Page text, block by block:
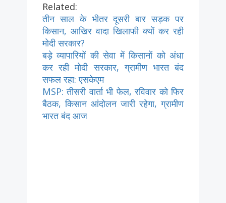
Related:
तीन साल के भीतर दूसरी बार सड़क पर
किसान, आखिर वादा खिलाफी क्यों कर रही
मोदी सरकार?
बड़े व्यापारियों की सेवा में किसानों को अंधा
कर रही मोदी सरकार, ग्रामीण भारत बंद
सफल रहा: एसकेएम
MSP: तीसरी वार्ता भी फेल, रविवार को फिर
बैठक, किसान आंदोलन जारी रहेगा, ग्रामीण
भारत बंद आज